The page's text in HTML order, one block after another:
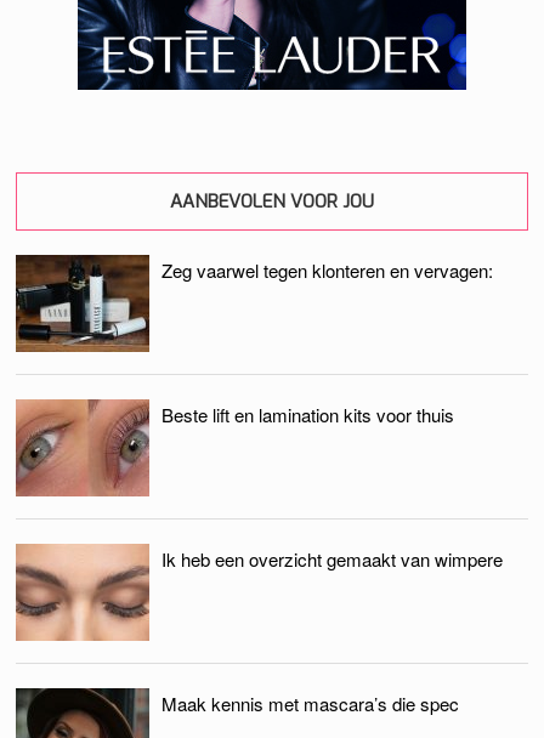
AANBEVOLEN VOOR JOU
Zeg vaarwel tegen klonteren en vervagen:
Beste lift en lamination kits voor thuis
Ik heb een overzicht gemaakt van wimpere
Maak kennis met mascara’s die spec